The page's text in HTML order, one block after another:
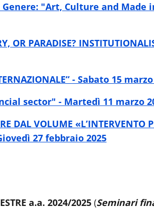
"Art, Culture and
OR PARADISE?
- Sabato 15
sector" - Martedì 11 marzo
DAL VOLUME «L’INTERVENTO
27 febbraio 2025
a.a. 2024/2025 (Seminari